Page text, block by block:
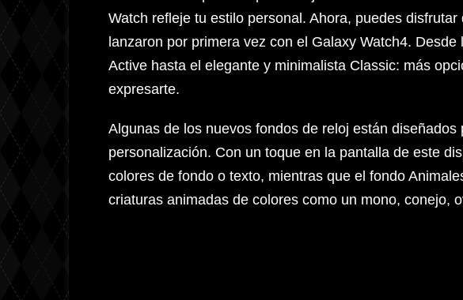
Watch refleje tu estilo personal. Ahora, puedes
lanzaron por primera vez con el Galaxy Watch4.
Active hasta el elegante y minimalista Classic: más
expresarte.
Algunas de los nuevos fondos de reloj están
personalización. Con un toque en la pantalla de este
colores de fondo o texto, mientras que el fondo
criaturas animadas de colores como un mono, conejo,